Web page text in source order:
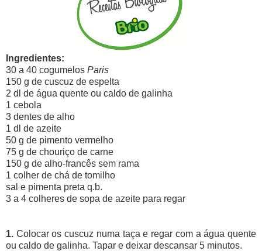
Ingredientes:
30 a 40 cogumelos Paris
150 g de cuscuz de espelta
2 dl de água quente ou caldo de galinha
1 cebola
3 dentes de alho
1 dl de azeite
50 g de pimento vermelho
75 g de chouriço de carne
150 g de alho-francês sem rama
1 colher de chá de tomilho
sal e pimenta preta q.b.
3 a 4 colheres de sopa de azeite para regar
1. Colocar os cuscuz numa taça e regar com a água quente
ou caldo de galinha. Tapar e deixar descansar 5 minutos.